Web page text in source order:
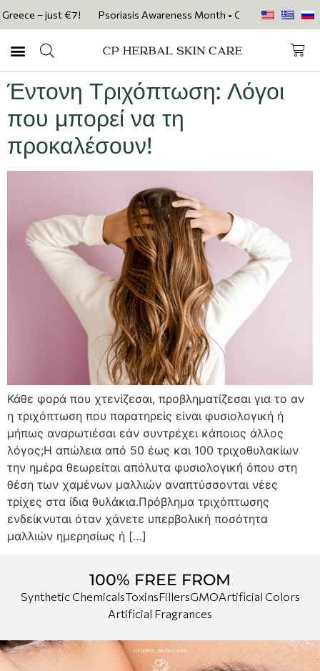
– just €7! Psoriasis Awareness Month • Get 20% OFF with
Έντονη Τριχόπτωση: Λόγοι
που μπορεί να τη
προκαλέσουν!
Κάθε φορά που χτενίζεσαι, προβληματίζεσαι για το αν
η τριχόπτωση που παρατηρείς είναι φυσιολογική ή
μήπως αναρωτιέσαι εάν συντρέχει κάποιος άλλος
λόγος;Η απώλεια από 50 έως και 100 τριχοθυλακίων
την ημέρα θεωρείται απόλυτα φυσιολογική όπου στη
θέση των χαμένων μαλλιών αναπτύσσονται νέες
τρίχες στα ίδια θυλάκια.Πρόβλημα τριχόπτωσης
ενδείκνυται όταν χάνετε υπερβολική ποσότητα
μαλλιών ημερησίως ή […]
100% FREE FROM
Synthetic ChemicalsToxinsFillersGMOArtificial Colors
Artificial Fragrances